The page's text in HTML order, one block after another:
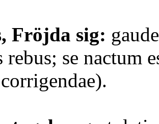
Fröjda sig:
se nactum